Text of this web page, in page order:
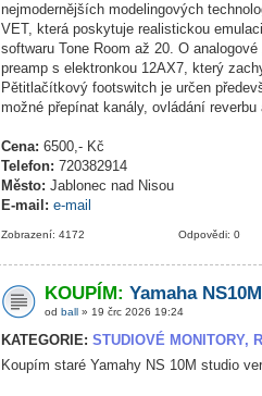
nejmodernějších modelingových
VET, která poskytuje realistickou
softwaru Tone Room až 20. O
preamp s elektronkou 12AX7, který
Pětitlačítkový footswitch je určen
možné přepínat kanály, ovládání
Cena: 6500,- Kč
Telefon: 720382914
Město: Jablonec nad Nisou
E-mail: e-mail
Odpovědi: 0
Zobrazení: 4172
KOUPÍM: Yamaha
od ball » 19 črc 2026 19:24
KATEGORIE: STUDIOVÉ MONITORY,
Koupím staré Yamahy NS 10M studio